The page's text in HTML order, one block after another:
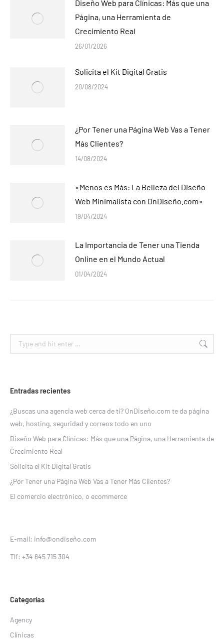
Diseño Web para Clínicas: Más que una
Página, una Herramienta de
Crecimiento Real
26/01/2026
Solicita el Kit Digital Gratis
20/08/2024
¿Por Tener una Página Web Vas a Tener
Más Clientes?
14/08/2024
«Menos es Más: La Belleza del Diseño
Web Minimalista con OnDiseño.com»
19/04/2024
La Importancia de Tener una Tienda
Online en el Mundo Actual
01/04/2024
Search:
Entradas recientes
¿Buscas una agencia web cerca de ti? OnDiseño.com te da página
web, hosting, seguridad y correos todo en uno
Diseño Web para Clínicas: Más que una Página, una Herramienta de
Crecimiento Real
Solicita el Kit Digital Gratis
¿Por Tener una Página Web Vas a Tener Más Clientes?
El comercio electrónico, o ecommerce
E-mail: info@ondiseño.com
Tlf: +34 645 715 304
Categorías
Agency
Clínicas